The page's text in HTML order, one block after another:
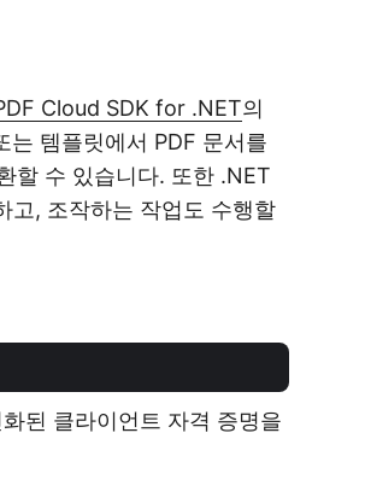
Cloud SDK for .NET의
는 템플릿에서 PDF 문서를
할 수 있습니다. 또한 .NET
고, 조작하는 작업도 수행할
된 클라이언트 자격 증명을